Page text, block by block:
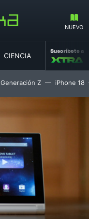
NUEVO
CIENCIA MOVILIDAD
Suscríbete a
Generación Z iPhone 18